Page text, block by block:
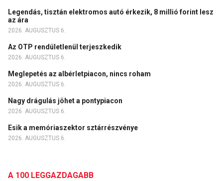
Legendás, tisztán elektromos autó érkezik, 8 millió forint lesz
az ára
2026. AUGUSZTUS 6.
Az OTP rendületlenül terjeszkedik
2026. AUGUSZTUS 6.
Meglepetés az albérletpiacon, nincs roham
2026. AUGUSZTUS 6.
Nagy drágulás jöhet a pontypiacon
2026. AUGUSZTUS 6.
Esik a memóriaszektor sztárrészvénye
2026. AUGUSZTUS 6.
A 100 LEGGAZDAGABB